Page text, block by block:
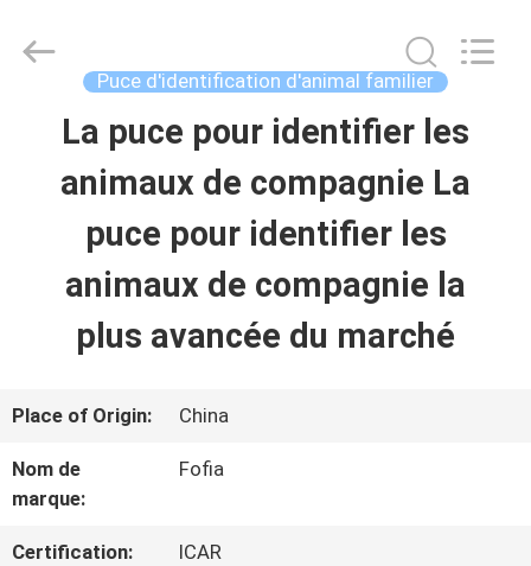
MAISON
PRODUITS
VIDÉOS
DE
NOUS
Fofia
Technology
Puce d'identification d'animal familier
La puce pour identifier les
animaux de compagnie La
puce pour identifier les
animaux de compagnie la
plus avancée du marché
Place of Origin: China
Nom de
marque:
Fofia
Certification: ICAR